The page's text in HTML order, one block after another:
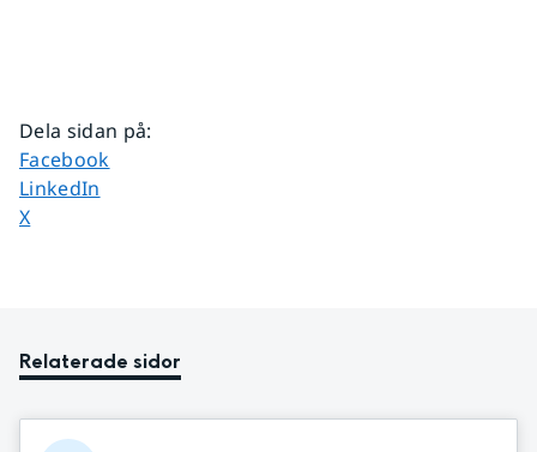
Dela sidan på:
Dela sidan på
Facebook
Dela sidan på
LinkedIn
Dela sidan på
X
Relaterade sidor